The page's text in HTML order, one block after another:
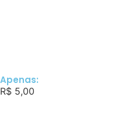
Apenas:
R$ 5,00